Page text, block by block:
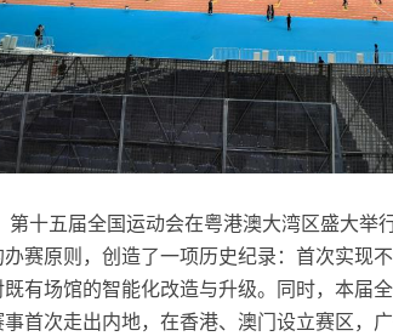
第十五届全国运动会在粤港澳大湾区盛大
赛原则，创造了一项历史纪录：首次实现
有场馆的智能化改造与升级。同时，本届
首次走出内地，在香港、澳门设立赛区，